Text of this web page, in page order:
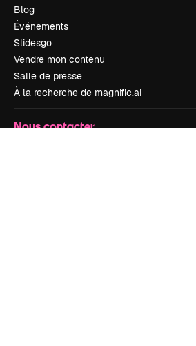
Blog
Événements
Slidesgo
Vendre mon contenu
Salle de presse
À la recherche de magnific.ai
Nous contacter